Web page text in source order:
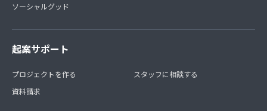
ソーシャルグッド
起案サポート
プロジェクトを作る
資料請求
スタッフに相談する